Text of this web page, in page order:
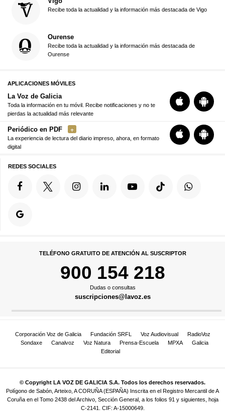
Recibe toda la actualidad y la información más destacada de Vigo
Ourense
Recibe toda la actualidad y la información más destacada de
Ourense
APLICACIONES MÓVILES
La Voz de Galicia
Toda la información en tu móvil. Recibe notificaciones y no te
pierdas la actualidad más relevante
Periódico en PDF
La experiencia de lectura del diario impreso, ahora, en formato
digital
REDES SOCIALES
TELÉFONO GRATUITO DE ATENCIÓN AL SUSCRIPTOR
900 154 218
Dudas o consultas
suscripciones@lavoz.es
Corporación Voz de Galicia Fundación SRFL Voz Audiovisual
RadioVoz
Sondaxe
Canalvoz Voz Natura Prensa-Escuela MPXA
Galicia
Editorial
© Copyright LA VOZ DE GALICIA S.A. Todos los derechos reservados.
Polígono de Sabón, Arteixo, A CORUÑA (ESPAÑA) Inscrita en el Registro Mercantil de A
Coruña en el Tomo 2438 del Archivo, Sección General, a los folios 91 y siguientes, hoja
C-2141. CIF: A-15000649.